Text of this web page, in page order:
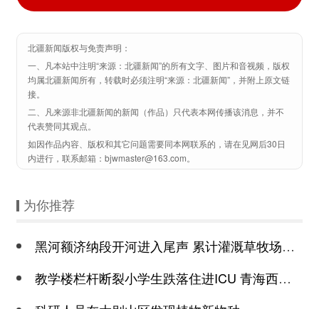
北疆新闻版权与免责声明：
一、凡本站中注明“来源：北疆新闻”的所有文字、图片和音视频，版权
均属北疆新闻所有，转载时必须注明“来源：北疆新闻”，并附上原文链
接。
二、凡来源非北疆新闻的新闻（作品）只代表本网传播该消息，并不
代表赞同其观点。
如因作品内容、版权和其它问题需要同本网联系的，请在见网后30日
内进行，联系邮箱：bjwmaster@163.com。
为你推荐
黑河额济纳段开河进入尾声 累计灌溉草牧场近6万亩
教学楼栏杆断裂小学生跌落住进ICU 青海西宁城西区通报